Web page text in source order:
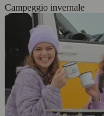
Campeggio invernale